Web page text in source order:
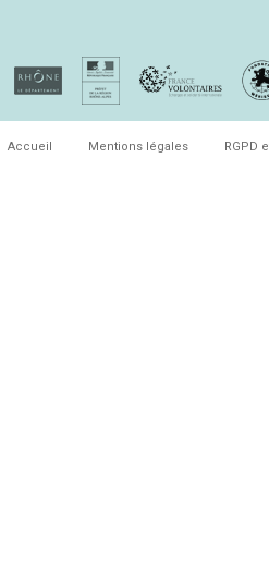
Accueil Mentions légales RGPD